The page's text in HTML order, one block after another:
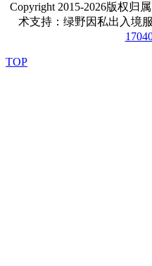
Copyright 2015-2026版权归
术支持：绿野因私出入境
TOP